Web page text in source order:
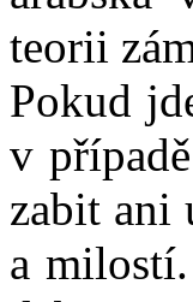
teorii
Pokud
v
zabit ani
a